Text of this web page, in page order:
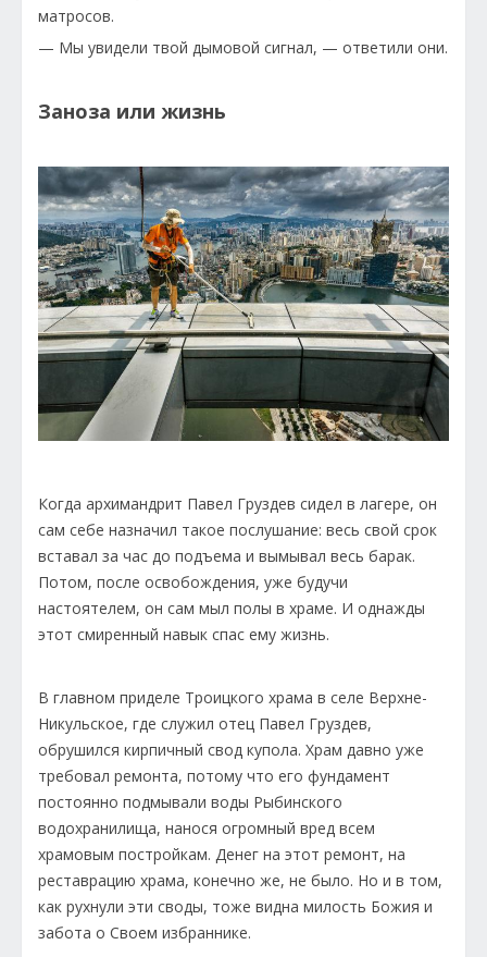
матросов.
— Мы увидели твой дымовой сигнал, — ответили они.
Заноза или жизнь
Когда архимандрит Павел Груздев сидел в лагере, он
сам себе назначил такое послушание: весь свой срок
вставал за час до подъема и вымывал весь барак.
Потом, после освобождения, уже будучи
настоятелем, он сам мыл полы в храме. И однажды
этот смиренный навык спас ему жизнь.
В главном приделе Троицкого храма в селе Верхне-
Никульское, где служил отец Павел Груздев,
обрушился кирпичный свод купола. Храм давно уже
требовал ремонта, потому что его фундамент
постоянно подмывали воды Рыбинского
водохранилища, нанося огромный вред всем
храмовым постройкам. Денег на этот ремонт, на
реставрацию храма, конечно же, не было. Но и в том,
как рухнули эти своды, тоже видна милость Божия и
забота о Своем избраннике.